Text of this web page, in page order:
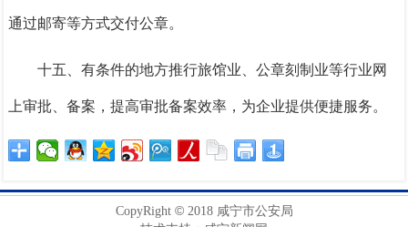
通过邮寄等方式交付公章。
十五、有条件的地方推行旅馆业、公章刻制业等行业网
上审批、备案，提高审批备案效率，为企业提供便捷服务。
CopyRight ©2018 咸宁市公安局